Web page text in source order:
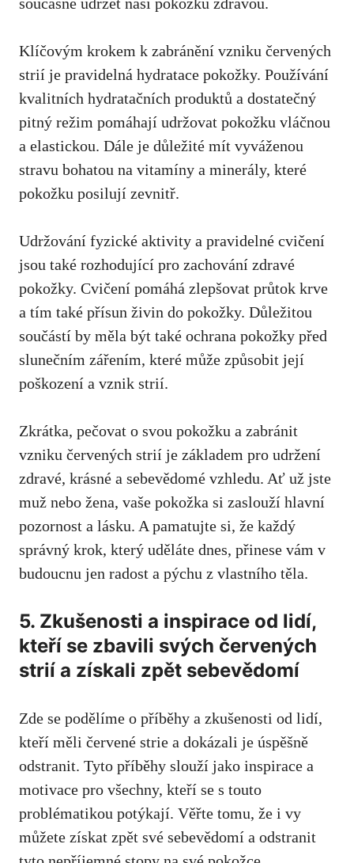
Klíčovým krokem k zabránění vzniku červených
strií je pravidelná hydratace pokožky. Používání⁣
kvalitních ⁣hydratačních produktů a dostatečný⁣
pitný režim pomáhají udržovat pokožku​ vláčnou
a elastickou. Dále je důležité mít ⁤vyváženou
stravu‍ bohatou na⁢ vitamíny a minerály,⁣ které
⁣pokožku ⁤posilují zevnitř.
Udržování fyzické⁢ aktivity a pravidelné cvičení⁤
jsou také⁢ rozhodující ‌pro zachování zdravé
pokožky. Cvičení⁢ pomáhá ⁢zlepšovat průtok krve
a tím také přísun živin do ⁣pokožky.⁣ Důležitou
součástí by měla být také ochrana pokožky před
slunečním ‍zářením, které může způsobit ⁤její
poškození a ⁢vznik strií.
Zkrátka, pečovat o⁣ svou pokožku a​ zabránit
vzniku⁤ červených strií ‌je‌ základem pro udržení
zdravé, krásné a sebevědomé vzhledu. Ať už jste
muž nebo žena, vaše pokožka si ⁢zaslouží hlavní
pozornost a lásku. A pamatujte si, že každý
správný krok, který uděláte dnes, přinese ‌vám v ​
budoucnu ⁢jen radost a‌ pýchu z vlastního těla.
5. ‍Zkušenosti a inspirace⁣ od lidí,
kteří⁤ se zbavili svých červených‌
strií ‍a získali zpět sebevědomí
Zde se podělíme o⁤ příběhy a zkušenosti od ⁣lidí,
kteří měli červené strie a dokázali je úspěšně ​
odstranit. Tyto⁤ příběhy slouží‍ jako ⁢inspirace a
motivace pro všechny, kteří se s touto
problématikou⁣ potýkají.‌ Věřte tomu, ⁣že ⁤i vy
můžete získat ​zpět své⁢ sebevědomí a odstranit‌